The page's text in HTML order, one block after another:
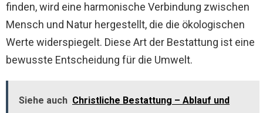
finden, wird eine harmonische Verbindung zwischen
Mensch und Natur hergestellt, die die ökologischen
Werte widerspiegelt. Diese Art der Bestattung ist eine
bewusste Entscheidung für die Umwelt.
Siehe auch Christliche Bestattung – Ablauf und